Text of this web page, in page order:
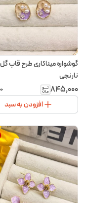
گوشواره میناکاری طرح قاب گل
نارنجی
۸۴۵٬۰۰۰
افزودن به سبد